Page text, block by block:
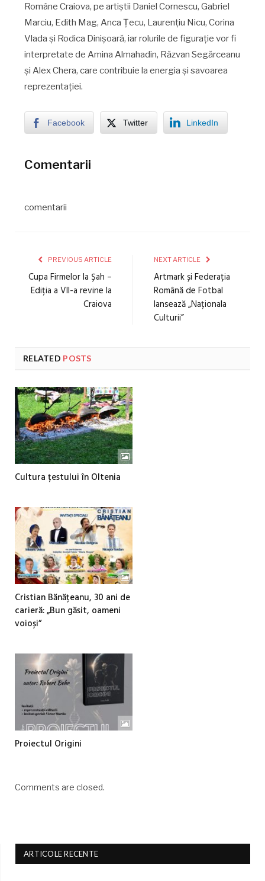
Române Craiova, pe artiștii Daniel Cornescu, Gabriel
Marciu, Edith Mag, Anca Țecu, Laurențiu Nicu, Corina
Vlada și Rodica Dinișoară, iar rolurile de figurație vor fi
interpretate de Amina Almahadin, Răzvan Segărceanu
și Alex Chera, care contribuie la energia și savoarea
reprezentației.
Facebook Twitter LinkedIn
Comentarii
comentarii
PREVIOUS ARTICLE
Cupa Firmelor la Șah –
Ediția a VII-a revine la
Craiova
NEXT ARTICLE
Artmark și Federația
Română de Fotbal
lansează „Naționala
Culturii”
RELATED POSTS
Cultura țestului în Oltenia
Cristian Bănățeanu, 30 ani de
carieră: „Bun găsit, oameni
voioși”
Proiectul Origini
Comments are closed.
ARTICOLE RECENTE